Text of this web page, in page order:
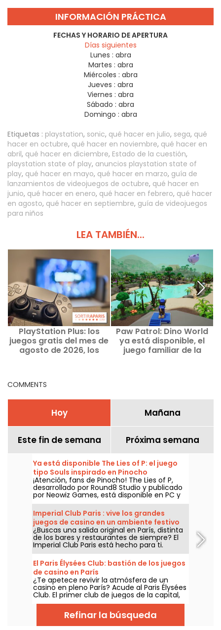
INFORMACIÓN PRÁCTICA
FECHAS Y HORARIO DE APERTURA
Días siguientes
Lunes : abra
Martes : abra
Miércoles : abra
Jueves : abra
Viernes : abra
Sábado : abra
Domingo : abra
Etiquetas : playstation, sonic, qué hacer en julio, sega, qué
hacer en octubre, qué hacer en noviembre, qué hacer en
abril, qué hacer en diciembre, Estado de la cuestión,
playstation state of play, anuncios playstation state of
play, qué hacer en mayo, qué hacer en marzo, guía de
lanzamientos de videojuegos de octubre, qué hacer en
junio, qué hacer en enero, qué hacer en febrero, qué hacer
en agosto, qué hacer en septiembre, guía de videojuegos
para niños
LEA TAMBIÉN...
PlayStation Plus: los
juegos gratis del mes de
agosto de 2026, los
Paw Patrol: Dino World
ya está disponible, el
juego familiar de la
COMMENTS
Hoy Mañana
Este fin de semana Próxima semana
Ya está disponible The Lies of P: el juego
tipo Souls inspirado en Pinocho
¡Atención, fans de Pinocho! The Lies of P,
desarrollado por Round8 Studio y publicado
por Neowiz Games, está disponible en PC y
consolas desde el 19 de septiembre de 2023.
Un juego tipo Souls inspirado más en el
cuento de Carlo Collodi que en la versión
animada de Disney... ¡Echa un vistazo al
último tráiler desvelado en la Gamescom
2023!
Imperial Club Paris : vive los grandes
juegos de casino en un ambiente festivo
en el corazón del 13º distrito
¿Buscas una salida original en París, distinta
de los bares y restaurantes de siempre? El
Imperial Club Paris está hecho para ti.
Ubicado en el 23 de la avenida d'Ivry, en el
distrito 13, este club de juegos, abierto todos
los días de 14:00 a 6:00, propone una
experiencia completa al estilo de los
grandes casinos — accesible tanto para
novatos como para jugadores
experimentados, en un ambiente festivo y
acogedor que no se encuentra en ningún
otro lugar de París.
El Paris Élysées Club: bastión de los juegos
de casino en París
¿Te apetece revivir la atmósfera de un
casino en pleno París? Acude al Paris Élysées
Club. El primer club de juegos de la capital,
situado en la rue Marbeuf, en el corazón del
triángulo dorado. Los aficionados a Ultimate
Poker, Punto Banco o Blackjack son muchos
los que acuden a este establecimiento con
Refinar la búsqueda